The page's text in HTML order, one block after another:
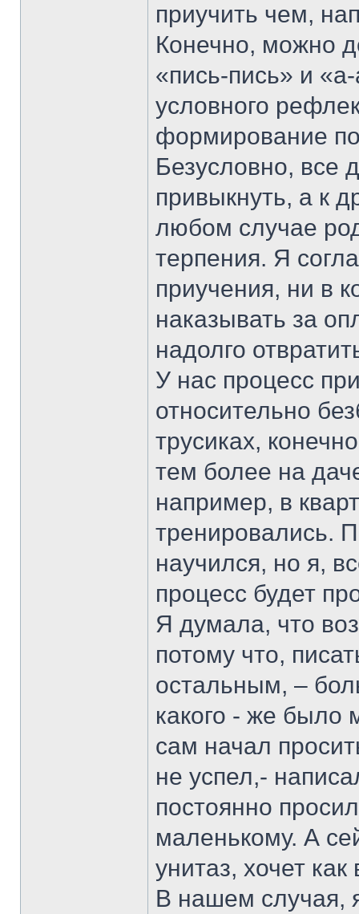
приучить чем,
Конечно, можно
«пись-пись» и
условного
формирование
Безусловно, все
привыкнуть, а к
любом случае
терпения. Я
приучения, ни в
наказывать за
надолго
У нас процесс
относительно
трусиках,
тем более на
например, в
тренировались.
научился, но я,
процесс будет
Я думала, что
потому что,
остальным, –
какого - же было
сам начал
не успел,-
постоянно
маленькому. А
унитаз, хочет
В нашем случая,